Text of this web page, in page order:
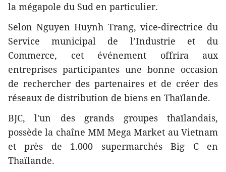
la mégapole du Sud en particulier.
Selon Nguyen Huynh Trang, vice-directrice du
Service municipal de l’Industrie et du
Commerce, cet événement offrira aux
entreprises participantes une bonne occasion
de rechercher des partenaires et de créer des
réseaux de distribution de biens en Thaïlande.
BJC, l'un des grands groupes thaïlandais,
possède la chaîne MM Mega Market au Vietnam
et près de 1.000 supermarchés Big C en
Thaïlande.